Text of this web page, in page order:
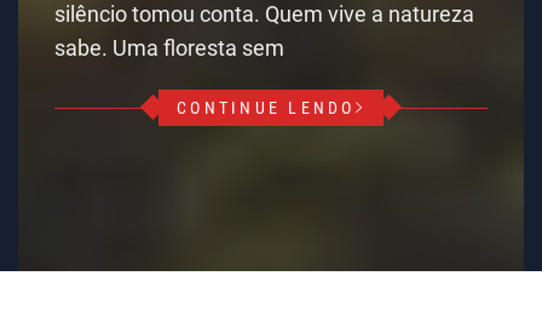
silêncio tomou conta. Quem vive a natureza
sabe. Uma floresta sem
CONTINUE LENDO